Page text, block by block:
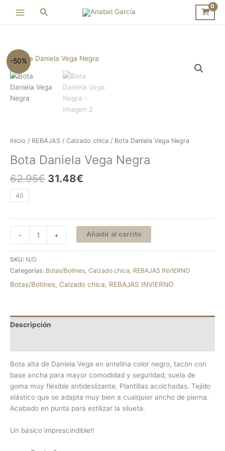
contenido
Buscar
-50%
Inicio / REBAJAS / Calzado chica / Bota Daniela Vega Negra
Bota Daniela Vega Negra
62.95€
El
precio
original
era:
62.95€.
31.48€
El
actual
es:
31.48€.
40
-
Bota
Daniela
Vega
Negra
cantidad
+ Añadir al carrito
SKU: N/D
Categorías: Botas/Botines, Calzado chica, REBAJAS INVIERNO
Botas/Botines, Calzado chica, REBAJAS INVIERNO
Descripción
Bota alta de Daniela Vega en antelina color negro, tacón con
base ancha para mayor comodidad y seguridad, suela de
goma muy flexible antideslizante. Plantillas acolchadas. Tejido
elástico que se adapta muy bien a cualquier ancho de pierna.
Acabado en punta para estilizar la silueta.
Un básico imprescindible!!